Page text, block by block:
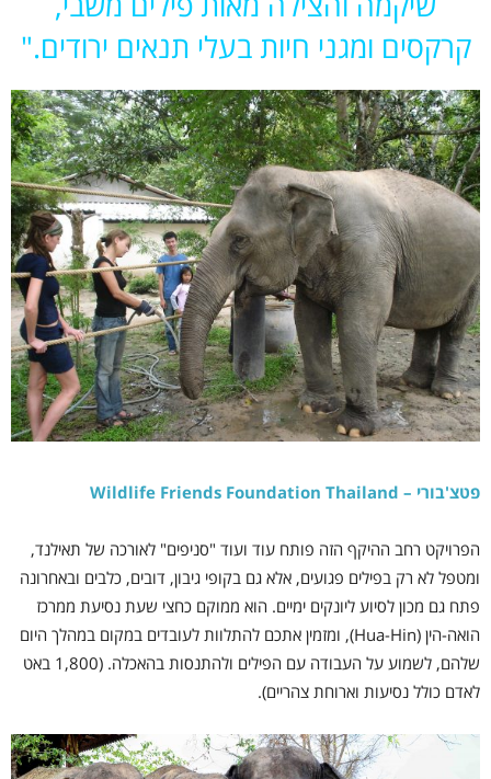
קרקסים ומגני חיות בעלי תנאים ירודים."
פטצ'בורי – Wildlife Friends Foundation Thailand
הפרויקט רחב ההיקף הזה פותח עוד ועוד "סניפים" לאורכה של תאילנד,
ומטפל לא רק בפילים פגועים, אלא גם בקופי גיבון, דובים, כלבים ובאחרונה
פתח גם מכון לסיוע ליונקים ימיים. הוא ממוקם כחצי שעת נסיעת ממרכז
הואה-הין (Hua-Hin), ומזמין אתכם להתלוות לעובדים במקום במהלך היום
שלהם, לשמוע על העבודה עם הפילים ולהתנסות בהאכלה. (1,800 באט
לאדם כולל נסיעות וארוחת צהריים).